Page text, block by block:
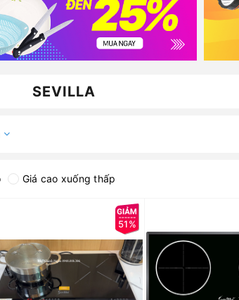
SEVILLA
Giá cao xuống thấp
51%